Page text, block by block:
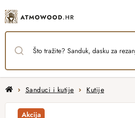
to
content
HomeSanduci i kutije Kutije
Akcija